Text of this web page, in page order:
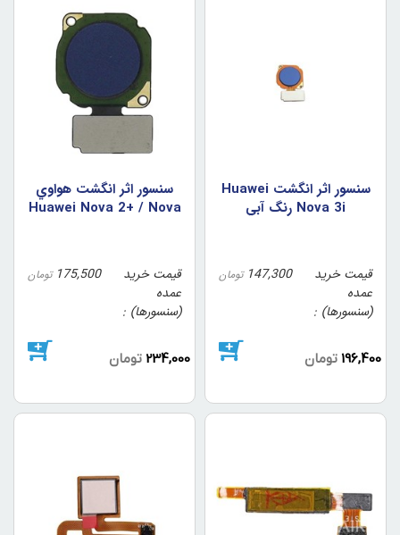
سنسور اثر انگشت Huawei
Nova 3i رنگ آبي
قیمت خرید
عمده
(سنسورها)
147,300 تومان
196,400 تومان
سنسور اثر انگشت هواوي
Huawei Nova 2+ / Nova
قیمت خرید
عمده
(سنسورها)
175,500 تومان
234,000 تومان